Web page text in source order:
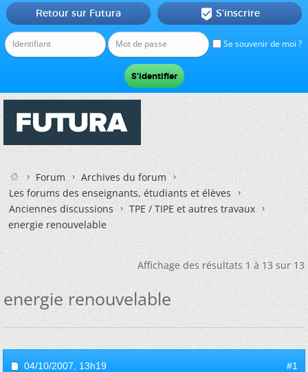
Se souvenir de moi ?
Retour sur Futura  S'inscrire
Forum
Archives du forum
Les forums des enseignants, étudiants et élèves
Anciennes discussions
TPE / TIPE et autres travaux
energie renouvelable
Affichage des résultats 1 à 13 sur 13
energie renouvelable
04/10/2007, 13h19 #1